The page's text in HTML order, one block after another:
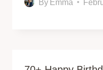
By Emma